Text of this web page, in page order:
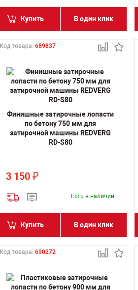
Купить В один клик
Код товара: 689837
Финишные затирочные лопасти
по бетону 750 мм для
затирочной машины REDVERG
RD-S80
3 150 ₽
Есть в наличии
Купить В один клик
Код товара: 690272